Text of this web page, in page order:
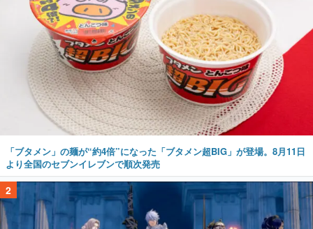
「ブタメン」の麺が“約4倍”になった「ブタメン超BIG」が登場。8月11日
より全国のセブンイレブンで順次発売
2